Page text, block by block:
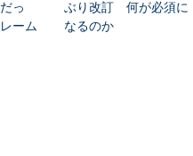
っ
ーム
ぶり改訂 何が必須に
なるのか